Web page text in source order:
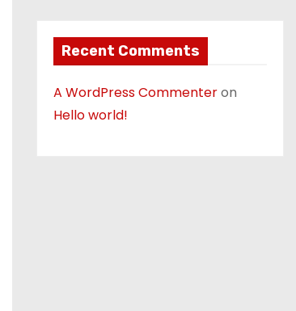
Recent Comments
A WordPress Commenteron
Hello world!